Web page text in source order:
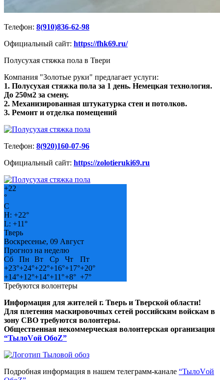
Телефон: 8(910)836-62-98
Официальный сайт: https://fhk69.ru/
Полусухая стяжка пола в Твери
Компания "Золотые руки" предлагает услуги:
1. Полусухая стяжка пола за 1 день. Немецкая технология.
До 250м2 за смену.
2. Механизированная штукатурка стен и потолков.
3. Ремонт и отделка помещений
Телефон: 8(920)160-07-96
Официальный сайт: https://zolotieruki69.ru
+22
°
C
H: +22°
L: +11°
Тверь
Воскресенье, 09 Август
Прогноз на неделю
Сб
Пн Вт Ср Чт
Пт
+23°+24°+22°+16°+17°+20°
+14°+12°+14°+11°+8° +7°
Требуются волонтеры
Информация для жителей г. Тверь и Тверской области!
Для плетения маскировочных сетей российским войскам в
зону СВО требуются волонтеры.
Общественная некоммерческая волонтерская организация
“ТылоVой ОбоZ”
Подробная информация в нашем телеграмм-канале “ТылоVой